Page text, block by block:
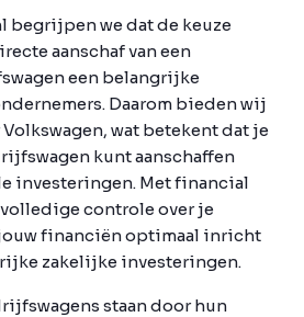
begrijpen we dat de keuze
aanschaf van een
een belangrijke
Daarom bieden wij
wat betekent dat je
kunt aanschaffen
investeringen. Met financial
controle over je
financiën optimaal inricht
zakelijke investeringen.
staan door hun